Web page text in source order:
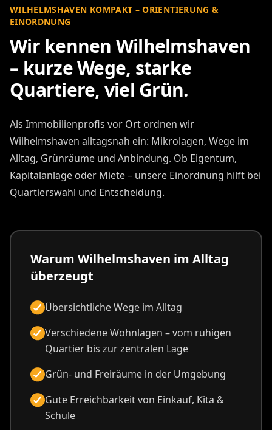
WILHELMSHAVEN KOMPAKT – ORIENTIERUNG &
EINORDNUNG
Wir kennen Wilhelmshaven
– kurze Wege, starke
Quartiere, viel Grün.
Als Immobilienprofis vor Ort ordnen wir
Wilhelmshaven alltagsnah ein: Mikrolagen, Wege im
Alltag, Grünräume und Anbindung. Ob Eigentum,
Kapitalanlage oder Miete – unsere Einordnung hilft bei
Quartierswahl und Entscheidung.
Warum Wilhelmshaven im Alltag
überzeugt
Übersichtliche Wege im Alltag
Verschiedene Wohnlagen – vom ruhigen
Quartier bis zur zentralen Lage
Grün- und Freiräume in der Umgebung
Gute Erreichbarkeit von Einkauf, Kita &
Schule